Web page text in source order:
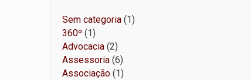
Sem categoria 11
360º 11
produto
Advocacia 22
produtos
Assessoria 66
produtos
Associação 11